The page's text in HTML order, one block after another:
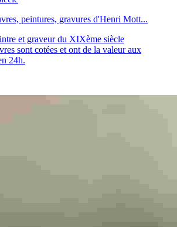
peintures, gravures d'Henri Mott...
et graveur du XIXème siècle
sont cotées et ont de la valeur aux
24h.